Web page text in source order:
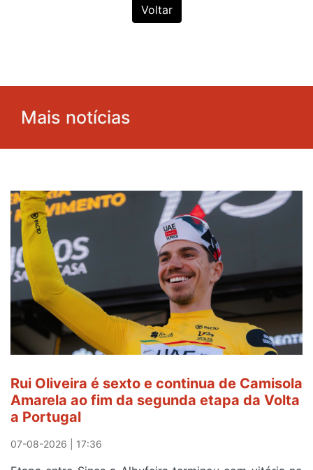
Voltar
Mais notícias
Rui Oliveira é sexto e continua de Camisola
Amarela ao fim da segunda etapa da Volta
a Portugal
07-08-2026 | 17:36